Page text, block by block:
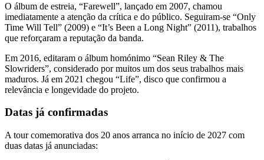
O álbum de estreia, “Farewell”, lançado em 2007, chamou
imediatamente a atenção da crítica e do público. Seguiram-se “Only
Time Will Tell” (2009) e “It’s Been a Long Night” (2011), trabalhos
que reforçaram a reputação da banda.
Em 2016, editaram o álbum homónimo “Sean Riley & The
Slowriders”, considerado por muitos um dos seus trabalhos mais
maduros. Já em 2021 chegou “Life”, disco que confirmou a
relevância e longevidade do projeto.
Datas já confirmadas
A tour comemorativa dos 20 anos arranca no início de 2027 com
duas datas já anunciadas: